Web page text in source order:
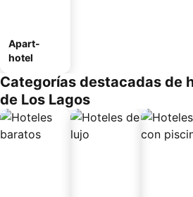
Apart-
hotel
Categorías destacadas de
de Los Lagos